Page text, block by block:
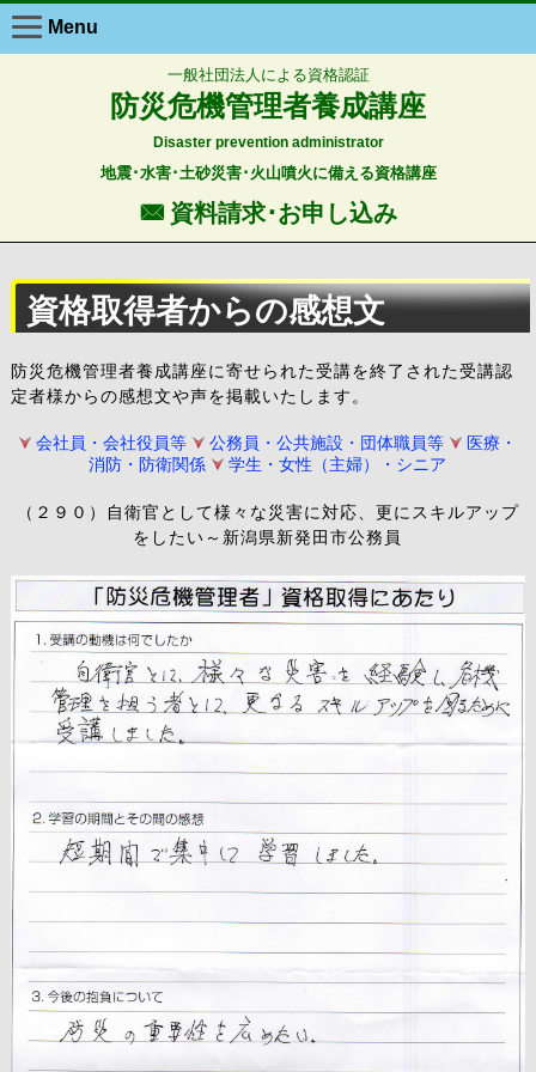
Menu
一般社団法人による資格認証
防災危機管理者養成講座
Disaster prevention administrator
地震･水害･土砂災害･火山噴火に備える資格講座
F 資料請求･お申し込み
資格取得者からの感想文
防災危機管理者養成講座に寄せられた受講を終了された受講認
定者様からの感想文や声を掲載いたします。
会社員・会社役員等 公務員・公共施設・団体職員等
医療・
消防・防衛関係
学生・女性（主婦）・シニア
（２９０）自衛官として様々な災害に対応、更にスキルアップ
をしたい～新潟県新発田市公務員